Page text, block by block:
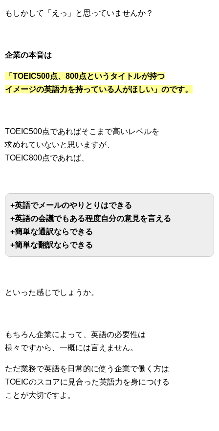
もしかして「えっ」と思っていませんか？
企業の本音は
「TOEIC500点、800点というタイトルが持つ
イメージの英語力を持っている人がほしい」のです。
TOEIC500点であればそこまで高いレベルを
求めれていないと思いますが、
TOEIC800点であれば、
+英語でメールのやりとりはできる
+英語の会議でもある程度自分の意見を言える
+簡単な通訳ならできる
+簡単な翻訳ならできる
といった感じでしょうか。
もちろん企業によって、英語の必要性は
様々ですから、一概には言えません。
ただ業務で英語を日常的に使う企業で働く方は
TOEICのスコアに見合った英語力を身につける
ことが大切ですよ。